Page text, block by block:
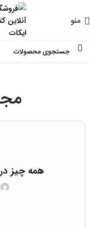
منو
همه چیز